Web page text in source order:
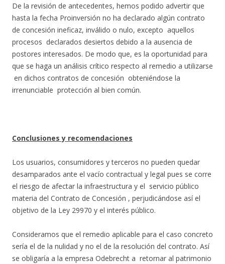
De la revisión de antecedentes, hemos podido advertir que
hasta la fecha Proinversión no ha declarado algún contrato
de concesión ineficaz, inválido o nulo, excepto aquellos
procesos declarados desiertos debido a la ausencia de
postores interesados. De modo que, es la oportunidad para
que se haga un análisis crítico respecto al remedio a utilizarse
en dichos contratos de concesión obteniéndose la
irrenunciable protección al bien común.
Conclusiones y recomendaciones
Los usuarios, consumidores y terceros no pueden quedar
desamparados ante el vacío contractual y legal pues se corre
el riesgo de afectar la infraestructura y el servicio público
materia del Contrato de Concesión , perjudicándose así el
objetivo de la Ley 29970 y el interés público.
Consideramos que el remedio aplicable para el caso concreto
sería el de la nulidad y no el de la resolución del contrato. Así
se obligaría a la empresa Odebrecht a retornar al patrimonio